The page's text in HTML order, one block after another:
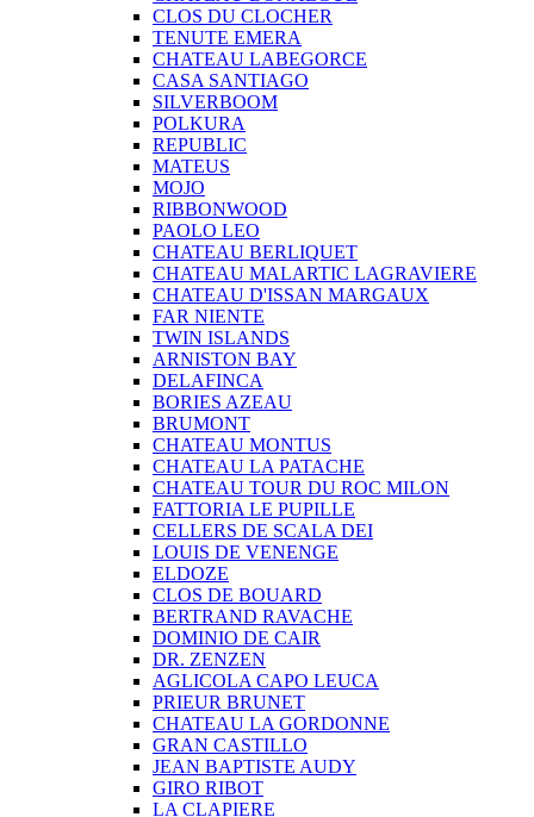
CLOS DU CLOCHER
TENUTE EMERA
CHATEAU LABEGORCE
CASA SANTIAGO
SILVERBOOM
POLKURA
REPUBLIC
MATEUS
MOJO
RIBBONWOOD
PAOLO LEO
CHATEAU BERLIQUET
CHATEAU MALARTIC LAGRAVIERE
CHATEAU D'ISSAN MARGAUX
FAR NIENTE
TWIN ISLANDS
ARNISTON BAY
DELAFINCA
BORIES AZEAU
BRUMONT
CHATEAU MONTUS
CHATEAU LA PATACHE
CHATEAU TOUR DU ROC MILON
FATTORIA LE PUPILLE
CELLERS DE SCALA DEI
LOUIS DE VENENGE
ELDOZE
CLOS DE BOUARD
BERTRAND RAVACHE
DOMINIO DE CAIR
DR. ZENZEN
AGLICOLA CAPO LEUCA
PRIEUR BRUNET
CHATEAU LA GORDONNE
GRAN CASTILLO
JEAN BAPTISTE AUDY
GIRO RIBOT
LA CLAPIERE